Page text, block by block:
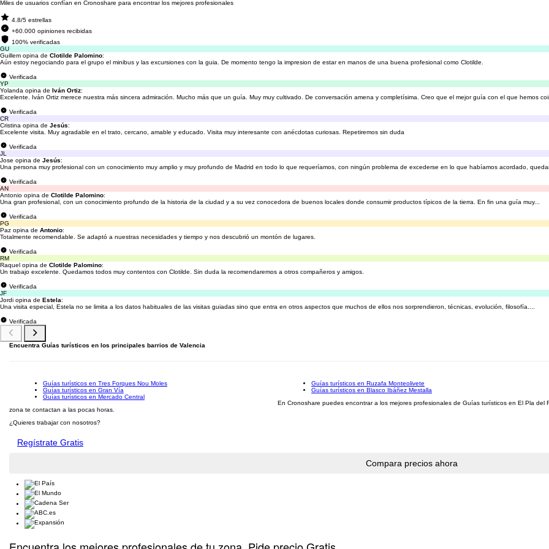
Miles de usuarios confían en Cronoshare para encontrar los mejores profesionales
4.8/5 estrellas
+60.000 opiniones recibidas
100% verificadas
GU
Guillem opina de Clotilde Palomino:
Aún estoy negociando para el grupo el minibus y las excursiones con la guia. De momento tengo la impresion de estar en manos de una buena profesional como Clotilde.
Verificada
YP
Yolanda opina de Iván Ortiz:
Excelente. Iván Ortiz merece nuestra más sincera admiración. Mucho más que un guía. Muy muy cultivado. De conversación amena y completísima. Creo que el mejor guía con el que hemos
Verificada
CR
Cristina opina de Jesús:
Excelente visita. Muy agradable en el trato, cercano, amable y educado. Visita muy interesante con anécdotas curiosas. Repetiremos sin duda
Verificada
JL
Jose opina de Jesús:
Una persona muy profesional con un conocimiento muy amplio y muy profundo de Madrid en todo lo que requeríamos, con ningún problema de excederse en lo que habíamos acordado,
Verificada
AN
Antonio opina de Clotilde Palomino:
Una gran profesional, con un conocimiento profundo de la historia de la ciudad y a su vez conocedora de buenos locales donde consumir productos típicos de la tierra. En fin una guía muy...
Verificada
PG
Paz opina de Antonio:
Totalmente recomendable. Se adaptó a nuestras necesidades y tiempo y nos descubrió un montón de lugares.
Verificada
RM
Raquel opina de Clotilde Palomino:
Un trabajo excelente. Quedamos todos muy contentos con Clotilde. Sin duda la recomendaremos a otros compañeros y amigos.
Verificada
JF
Jordi opina de Estela:
Una visita especial, Estela no se limita a los datos habituales de las visitas guiadas sino que entra en otros aspectos que muchos de ellos nos sorprendieron, técnicas, evolución, filosofía....
Verificada
Encuentra Guías turísticos en los principales barrios de Valencia
Guías turísticos en Tres Forques Nou Moles
Guías turísticos en Gran Vía
Guías turísticos en Mercado Central
Guías turísticos en Ruzafa Monteolivete
Guías turísticos en Blasco Ibáñez Mestalla
En Cronoshare puedes encontrar a los mejores profesionales de Guías turísticos en El Pla
zona te contactan a las pocas horas.
¿Quieres trabajar con nosotros?
Regístrate Gratis